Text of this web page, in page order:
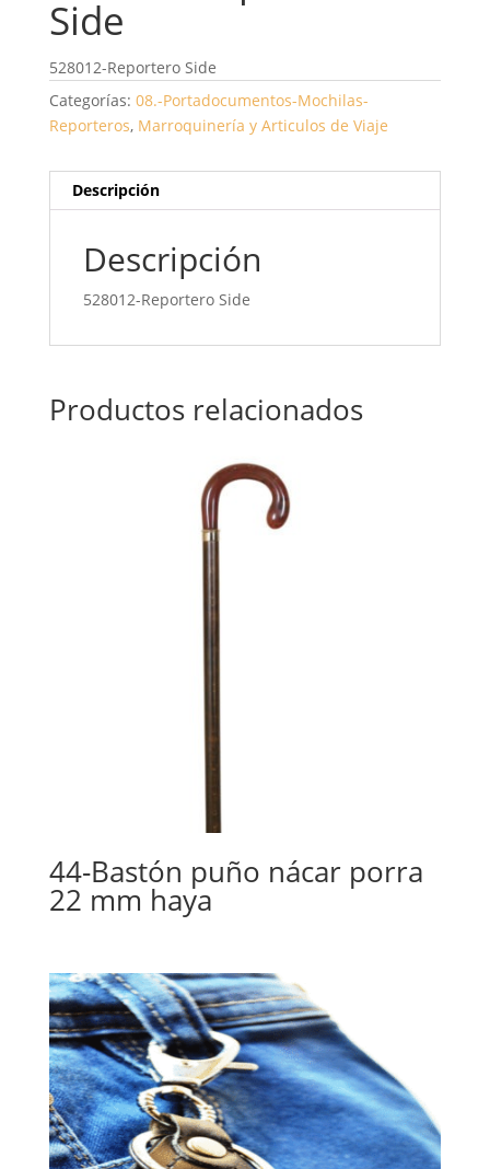
Side
528012-Reportero Side
Categorías: 08.-Portadocumentos-Mochilas-
Reporteros, Marroquinería y Articulos de Viaje
Descripción
Descripción
528012-Reportero Side
Productos relacionados
44-Bastón puño nácar porra
22 mm haya